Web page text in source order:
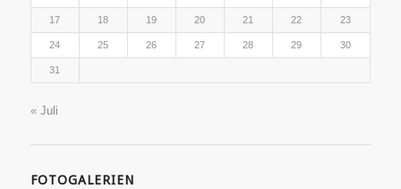
17 18 19 20 21 22 23
24 25 26 27 28 29 30
31
« Juli
FOTOGALERIEN